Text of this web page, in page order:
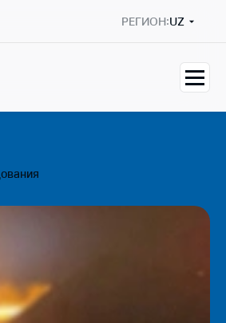
РЕГИОН:UZ